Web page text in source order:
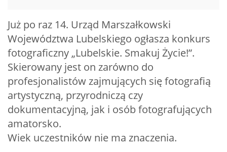
Już po raz 14. Urząd Marszałkowski
Województwa Lubelskiego ogłasza konkurs
fotograficzny „Lubelskie. Smakuj Życie!”.
Skierowany jest on zarówno do
profesjonalistów zajmujących się fotografią
artystyczną, przyrodniczą czy
dokumentacyjną, jak i osób fotografujących
amatorsko.
Wiek uczestników nie ma znaczenia.